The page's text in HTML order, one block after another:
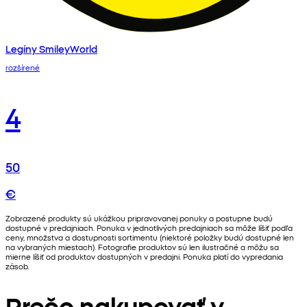
Legíny SmileyWorld
rozšírené
4
50
€
Zobrazené produkty sú ukážkou pripravovanej ponuky a postupne budú
dostupné v predajniach. Ponuka v jednotlivých predajniach sa môže líšiť podľa
ceny, množstva a dostupnosti sortimentu (niektoré položky budú dostupné len
na vybraných miestach). Fotografie produktov sú len ilustračné a môžu sa
mierne líšiť od produktov dostupných v predajni. Ponuka platí do vypredania
zásob.